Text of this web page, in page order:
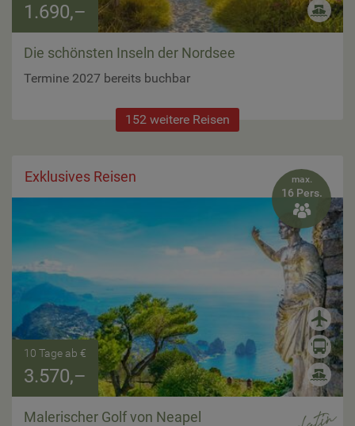
1.690,–
Die schönsten Inseln der Nordsee
Termine 2027 bereits buchbar
152 weitere Reisen
max.
16 Pers.

Exklusives Reisen
10 Tage ab €
3.570,–
Malerischer Golf von Neapel